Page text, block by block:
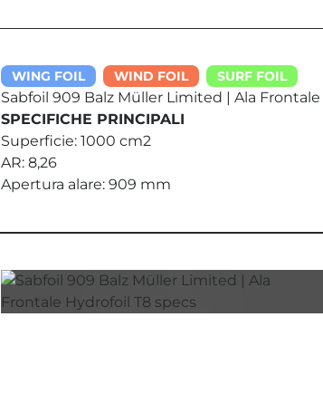
WING FOIL WIND FOIL SURF FOIL
Sabfoil 909 Balz Müller Limited | Ala
SPECIFICHE PRINCIPALI
Superficie: 1000 cm2
AR: 8,26
Apertura alare: 909 mm